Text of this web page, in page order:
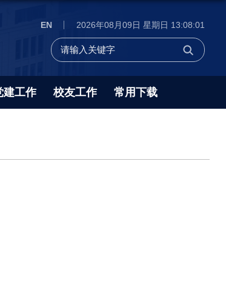
EN 2026年08月09日 星期日 13:08:02
建工作 校友工作 常用下载